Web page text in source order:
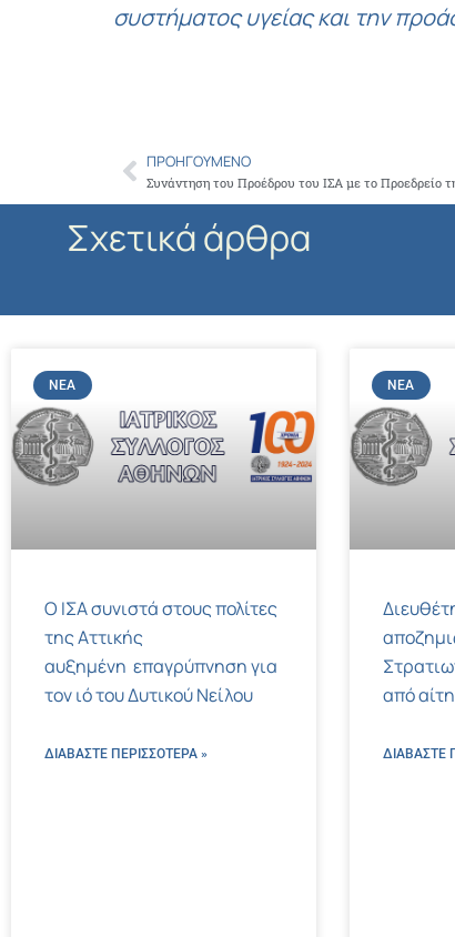
συστήματος υγείας και την
Prev
ΠΡΟΗΓΟΎΜΕΝΟ
Σχετικά άρθρα
ΝΈΑ
Ο ΙΣΑ συνιστά στους πολίτες
της Αττικής
αυξημένη επαγρύπνηση για
τον ιό του Δυτικού Νείλου
ΔΙΑΒΑΣΤΕ ΠΕΡΙΣΣΌΤΕΡΑ »
ΝΈΑ
από
ΔΙΑΒΑΣΤΕ